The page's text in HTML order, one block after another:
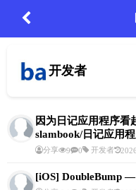
开发者
因为日记应用程序看
slambook/日记应用程
分享 9 0 开发者
[iOS] DoubleBump